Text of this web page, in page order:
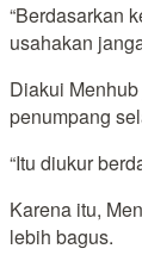
“Berdasarkan
usahakan
Diakui
penumpang
“Itu diukur
Karena itu,
lebih bagus.